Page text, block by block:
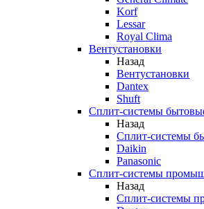
Korf
Lessar
Royal Clima
Вентустановки
Назад
Вентустановки
Dantex
Shuft
Сплит-системы
Назад
Сплит-системы
Daikin
Panasonic
Сплит-системы
Назад
Сплит-системы